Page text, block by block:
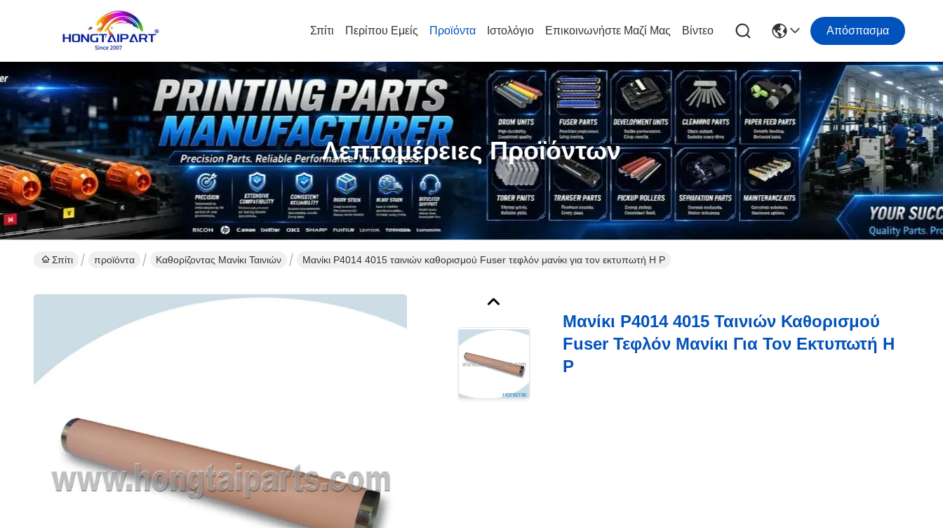
Σπίτι Περίπου Εμείς Προϊόντα Ιστολόγιο Επικοινωνήστε Μαζί Μας Βίντεο Απόσπασμα
Λεπτομέρειες Προϊόντων
Σπίτι προϊόντα Καθορίζοντας Μανίκι Ταινιών Μανίκι P4014 4015 ταινιών καθορισμού Fuser τεφλόν μανίκι για τον εκτυπωτή H P
Μανίκι P4014 4015 Ταινιών Καθορισμού
Fuser Τεφλόν Μανίκι Για Τον Εκτυπωτή H
P